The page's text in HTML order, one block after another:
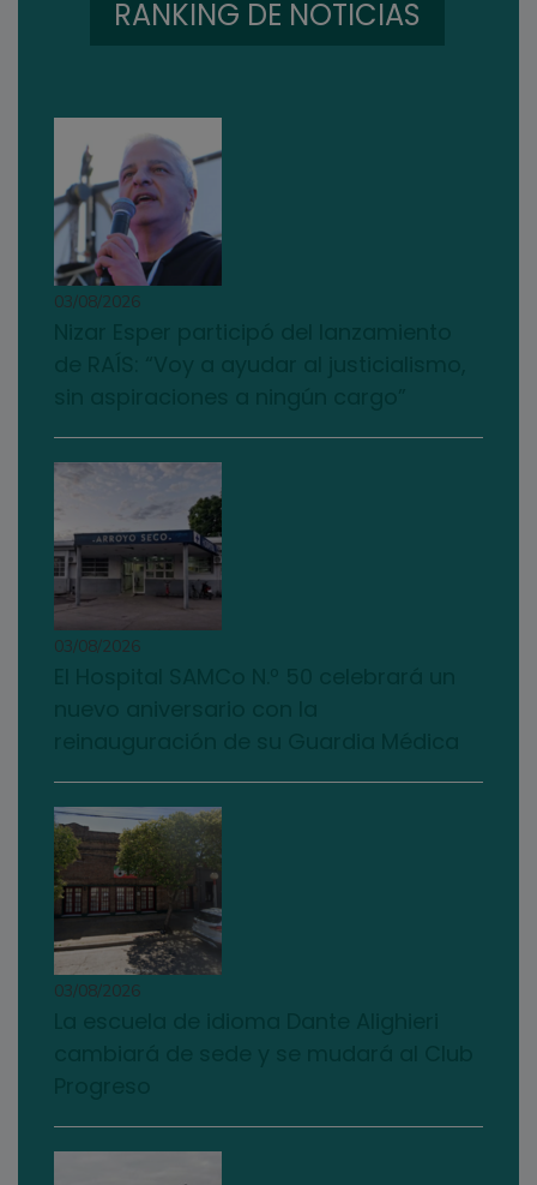
RANKING DE NOTICIAS
03/08/2026
03/08/2026
03/08/2026